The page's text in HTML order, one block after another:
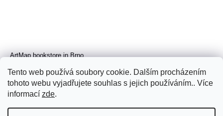
Tento web používá soubory cookie. Dalším procházením
tohoto webu vyjadřujete souhlas s jejich používáním.. Více
informací zde.
ArtMap bookstore in Brno
Brno, Radnická 4
Tue–Fri 11–19 h
Sat 14–19 h